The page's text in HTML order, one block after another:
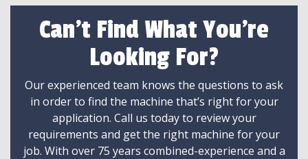
Can't Find What You're
Looking For?
Our experienced team knows the questions to ask
in order to find the machine that’s right for your
application. Call us today to review your
requirements and get the right machine for your
job. With over 75 years combined-experience and a